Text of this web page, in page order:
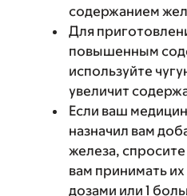
содержанием
Для
повышенным
используйте
увеличит
Если ваш
назначил вам
железа, спросите
вам принимать
дозами или 1